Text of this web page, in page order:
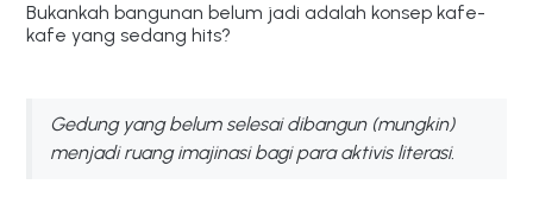
Bukankah bangunan belum jadi adalah konsep kafe-
kafe yang sedang hits?
Gedung yang belum selesai dibangun (mungkin)
menjadi ruang imajinasi bagi para aktivis literasi.